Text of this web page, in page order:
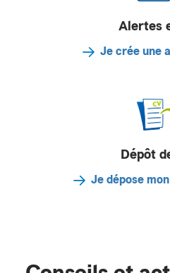
Alertes
Je crée une
Dépôt
Je dépose